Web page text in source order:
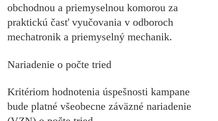
obchodnou a priemyselnou komorou za
praktickú časť vyučovania v odboroch
mechatronik a priemyselný mechanik.
Nariadenie o počte tried
Kritériom hodnotenia úspešnosti kampane
bude platné všeobecne záväzné nariadenie